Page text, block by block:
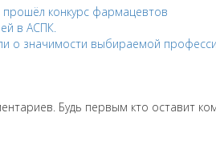
конкурс фармацевтов
в АСПК.
о значимости выбираемой
Будь первым кто оставит